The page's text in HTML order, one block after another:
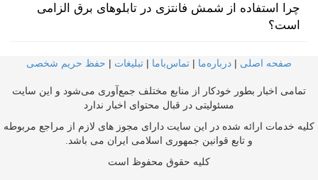
چرا استفاده از شمش فانتزی در تابلوهای برق الزامی
است؟
صفحه اصلی | درباره‌ما | تماس‌با‌ما | تبلیغات | حفظ حریم شخصی
تمامی اخبار بطور خودکار از منابع مختلف جمع‌آوری می‌شود و این سایت
مسئولیتی در قبال محتوای اخبار ندارد
کلیه خدمات ارائه شده در این سایت دارای مجوز های لازم از مراجع مربوطه
و تابع قوانین جمهوری اسلامی ایران می باشد.
کلیه حقوق محفوظ است